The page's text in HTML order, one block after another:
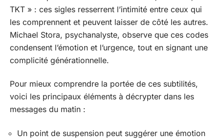
TKT » : ces sigles resserrent l’intimité entre ceux qui
les comprennent et peuvent laisser de côté les autres.
Michael Stora, psychanalyste, observe que ces codes
condensent l’émotion et l’urgence, tout en signant une
complicité générationnelle.
Pour mieux comprendre la portée de ces subtilités,
voici les principaux éléments à décrypter dans les
messages du matin :
Un point de suspension peut suggérer une émotion